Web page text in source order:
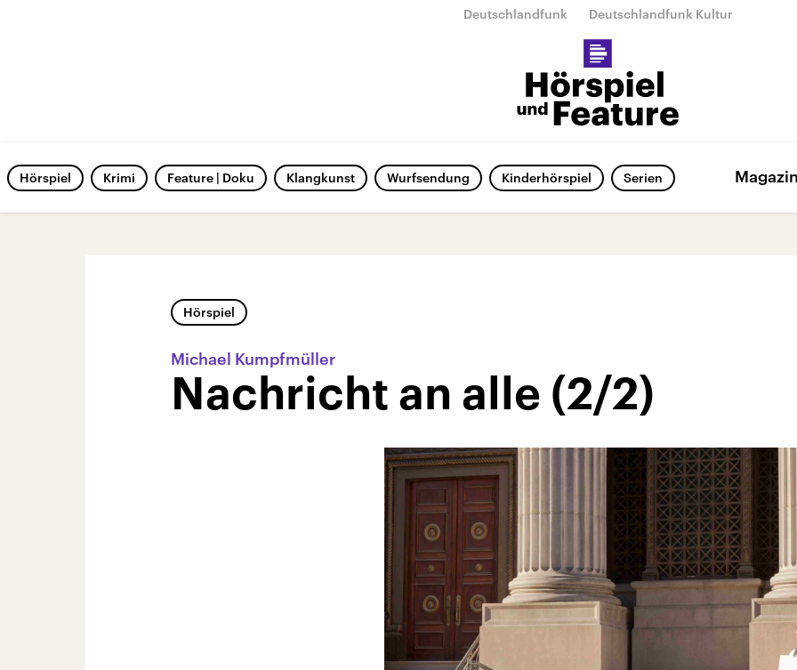
Deutschlandfunk Deutschlandfunk Kultur
Hörspiel Krimi Feature | Doku Klangkunst Wurfsendung Kinderhörspiel Serien
Hörspiel
Michael Kumpfmüller
Nachricht an alle (2/2)